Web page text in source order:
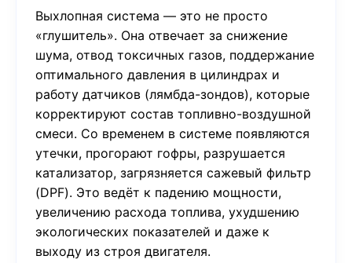
Выхлопная система — это не просто
«глушитель». Она отвечает за снижение
шума, отвод токсичных газов, поддержание
оптимального давления в цилиндрах и
работу датчиков (лямбда-зондов), которые
корректируют состав топливно-воздушной
смеси. Со временем в системе появляются
утечки, прогорают гофры, разрушается
катализатор, загрязняется сажевый фильтр
(DPF). Это ведёт к падению мощности,
увеличению расхода топлива, ухудшению
экологических показателей и даже к
выходу из строя двигателя.